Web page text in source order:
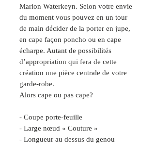
Marion Waterkeyn. Selon votre envie
du moment vous pouvez en un tour
de main décider de la porter en jupe,
en cape façon poncho ou en cape
écharpe. Autant de possibilités
d’appropriation qui fera de cette
création une pièce centrale de votre
garde-robe.
Alors cape ou pas cape?
- Coupe porte-feuille
- Large nœud « Couture »
- Longueur au dessus du genou